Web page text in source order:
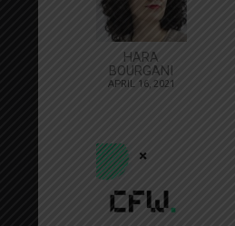
HARA
BOURGANI
APRIL 16, 2021